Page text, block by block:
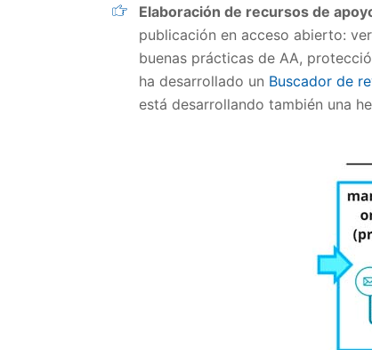
Elaboración de recursos de
publicación en acceso abierto:
buenas prácticas de AA,
ha desarrollado un Buscador de
está desarrollando también una